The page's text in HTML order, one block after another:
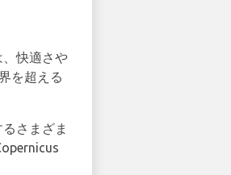
快適さや
を超える
さまざま